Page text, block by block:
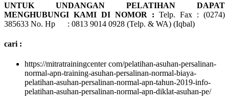
UNTUK UNDANGAN PELATIHAN DAPAT
MENGHUBUNGI KAMI DI NOMOR : Telp. Fax : (0274)
385633 No. Hp : 0813 9014 0928 (Telp. & WA) (Iqbal)
cari :
https://mitratrainingcenter com/pelatihan-asuhan-persalinan-
normal-apn-training-asuhan-persalinan-normal-biaya-
pelatihan-asuhan-persalinan-normal-apn-tahun-2019-info-
pelatihan-asuhan-persalinan-normal-apn-diklat-asuhan-pe/